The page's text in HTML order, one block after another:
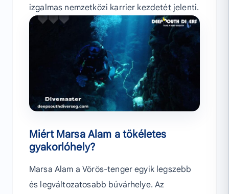
izgalmas nemzetközi karrier kezdetét jelenti.
Miért Marsa Alam a tökéletes
gyakorlóhely?
Marsa Alam a Vörös-tenger egyik legszebb
és legváltozatosabb búvárhelye. Az